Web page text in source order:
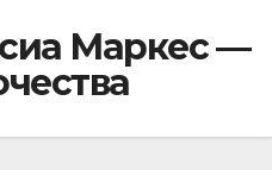
Маркес —